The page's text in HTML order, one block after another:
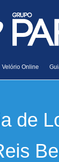
Velório Online
de